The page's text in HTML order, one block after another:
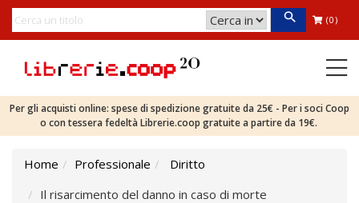
(0)
Per gli acquisti online: spese di spedizione gratuite da 25€ - Per i soci Coop
o con tessera fedeltà Librerie.coop gratuite a partire da 19€.
Home Professionale
Diritto
Il risarcimento del danno in caso di morte